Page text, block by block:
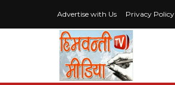
Advertise with Us Privacy Policy